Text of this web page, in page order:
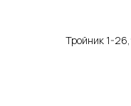
Тройник 1-